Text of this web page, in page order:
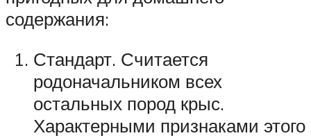
содержания:
Стандарт. Считается
родоначальником всех
остальных пород крыс.
Характерными признаками этого